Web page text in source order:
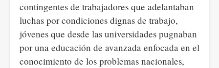
contingentes de trabajadores que adelantaban
luchas por condiciones dignas de trabajo,
jóvenes que desde las universidades pugnaban
por una educación de avanzada enfocada en el
conocimiento de los problemas nacionales,